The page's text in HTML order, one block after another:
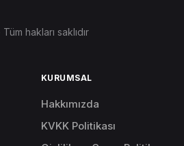
hakları saklıdır
KURUMSAL
Hakkımızda
KVKK Politikası